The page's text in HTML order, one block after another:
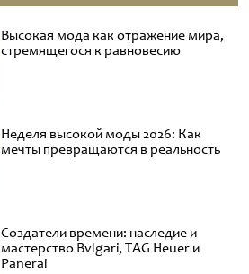
Высокая мода как отражение мира,
стремящегося к равновесию
Неделя высокой моды 2026: Как
мечты превращаются в реальность
Создатели времени: наследие и
мастерство Bvlgari, TAG Heuer и
Panerai